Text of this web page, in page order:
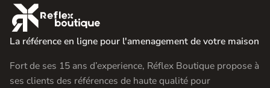

La référence en ligne pour l'amenagement de votre maison
Fort de ses 15 ans d’experience, Réflex Boutique propose à
ses clients des références de haute qualité pour